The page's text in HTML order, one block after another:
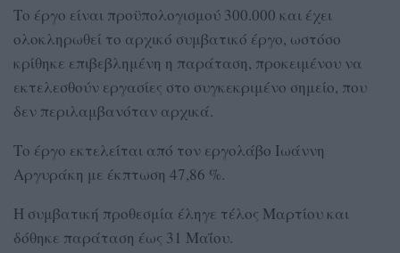
Το έργο είναι προϋπολογισμού 300.000 και έχει
ολοκληρωθεί το αρχικό συμβατικό έργο, ωστόσο
κρίθηκε επιβεβλημένη η παράταση, προκειμένου να
εκτελεσθούν εργασίες στο συγκεκριμένο σημείο, που
δεν περιλαμβανόταν αρχικά.
Το έργο εκτελείται από τον εργολάβο Ιωάννη
Αργυράκη με έκπτωση 47,86 %.
Η συμβατική προθεσμία έληγε τέλος Μαρτίου και
δόθηκε παράταση έως 31 Μαΐου.